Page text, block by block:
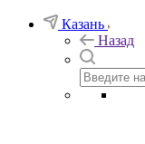
Казань
Назад